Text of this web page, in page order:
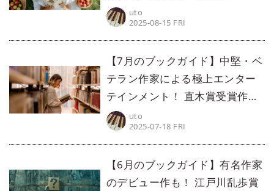
uto
2025-08-15 FRI
【7月のブックガイド】中堅・ベ
テラン作家による極上エンター
テインメント！ 直木賞受賞作品
5選 uto
2025-07-18 FRI
【6月のブックガイド】有名作家
のデビュー作も！ 江戸川乱歩賞